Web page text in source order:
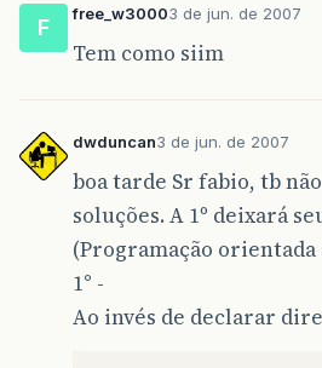
F
free_w30003 de jun. de 2007
Tem como siim
dwduncan3 de jun. de 2007
boa tarde Sr fabio, tb
soluções. A 1º deixará
(Programação orientada
1° -
Ao invés de declarar